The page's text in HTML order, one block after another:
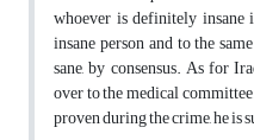
whoever is definitely insane
insane person and to the
sane, by consensus. As for
over to the medical
proven during the crime, he is